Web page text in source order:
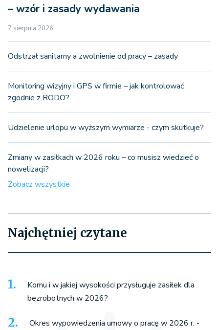
– wzór i zasady wydawania
7 sierpnia 2026
Odstrzał sanitarny a zwolnienie od pracy – zasady
Monitoring wizyjny i GPS w firmie – jak kontrolować
zgodnie z RODO?
Udzielenie urlopu w wyższym wymiarze - czym skutkuje?
Zmiany w zasiłkach w 2026 roku – co musisz wiedzieć o
nowelizacji?
Zobacz wszystkie
Najchętniej czytane
Komu i w jakiej wysokości przysługuje zasiłek dla
bezrobotnych w 2026?
Okres wypowiedzenia umowy o pracę w 2026 r. -